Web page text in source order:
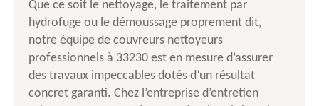
Que ce soit le nettoyage, le traitement par
hydrofuge ou le démoussage proprement dit,
notre équipe de couvreurs nettoyeurs
professionnels à 33230 est en mesure d’assurer
des travaux impeccables dotés d’un résultat
concret garanti. Chez l’entreprise d’entretien